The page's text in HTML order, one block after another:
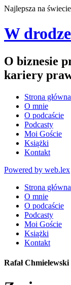
Najlepsza na świecie
W
O biznesie
kariery
Strona główna
O mnie
O podcaście
Podcasty
Moi Goście
Książki
Kontakt
Powered by web.lex
Strona główna
O mnie
O podcaście
Podcasty
Moi Goście
Książki
Kontakt
Rafał Chmielewski